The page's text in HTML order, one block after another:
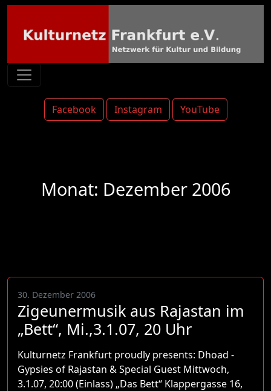
Facebook Instagram YouTube
Monat: Dezember 2006
30. Dezember 2006
Zigeunermusik aus Rajastan im
„Bett“, Mi.,3.1.07, 20 Uhr
Kulturnetz Frankfurt proudly presents: Dhoad -
Gypsies of Rajastan & Special Guest Mittwoch,
3.1.07, 20:00 (Einlass) „Das Bett“ Klappergasse 16,